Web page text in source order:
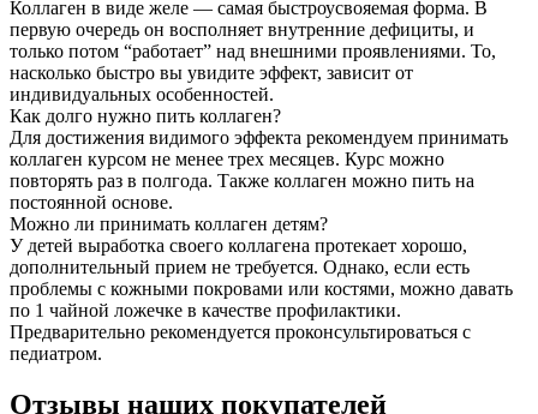
Коллаген в виде желе — самая быстроусвояемая форма. В
первую очередь он восполняет внутренние дефициты, и
только потом “работает” над внешними проявлениями. То,
насколько быстро вы увидите эффект, зависит от
индивидуальных особенностей.
Как долго нужно пить коллаген?
Для достижения видимого эффекта рекомендуем принимать
коллаген курсом не менее трех месяцев. Курс можно
повторять раз в полгода. Также коллаген можно пить на
постоянной основе.
Можно ли принимать коллаген детям?
У детей выработка своего коллагена протекает хорошо,
дополнительный прием не требуется. Однако, если есть
проблемы с кожными покровами или костями, можно давать
по 1 чайной ложечке в качестве профилактики.
Предварительно рекомендуется проконсультироваться с
педиатром.
Отзывы наших покупателей